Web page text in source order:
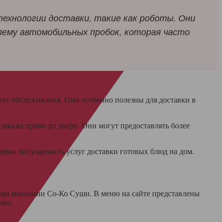
доставки, такие как роботы. Они
автомобильных пробок, которая часто
обслуживания. Они особенно полезны для доставки в
прямо до двери. Они могут предоставлять более
популярность услуг доставки готовых блюд на дом.
компании Со-Ко Суши. В меню на сайте представлены